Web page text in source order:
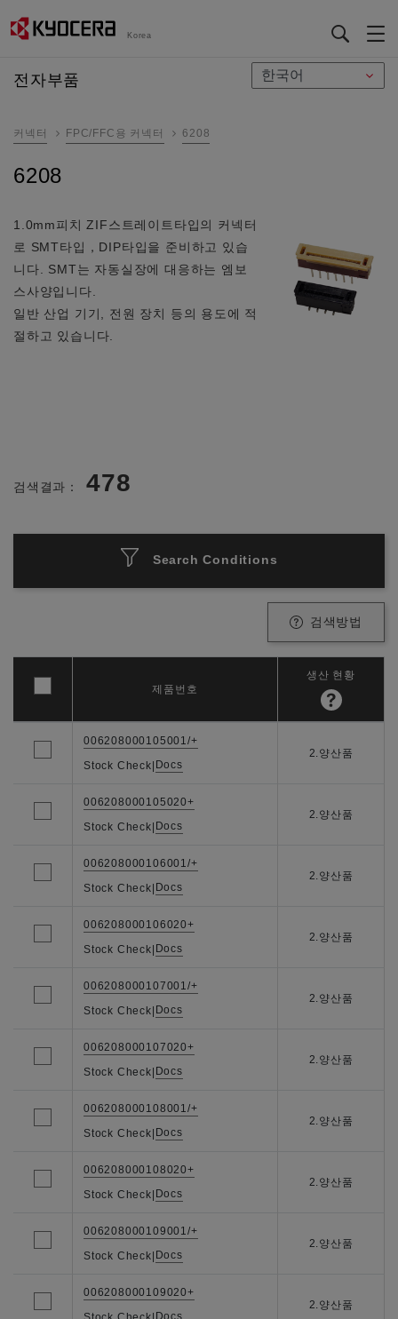
Korea
전자부품
커넥터 FPC/FFC용 커넥터 6208
6208
1.0mm피치 ZIF스트레이트타입의 커넥터
로 SMT타입，DIP타입을 준비하고 있습
니다. SMT는 자동실장에 대응하는 엠보
스사양입니다.
일반 산업 기기, 전원 장치 등의 용도에 적
절하고 있습니다.
검색결과： 478
Search Conditions
검색방법
006208000105001/+
Stock Check| Docs
2.양산품
006208000105020+
Stock Check| Docs
2.양산품
006208000106001/+
Stock Check| Docs
2.양산품
006208000106020+
Stock Check| Docs
2.양산품
006208000107001/+
Stock Check| Docs
2.양산품
006208000107020+
Stock Check| Docs
2.양산품
006208000108001/+
Stock Check| Docs
2.양산품
006208000108020+
Stock Check| Docs
2.양산품
006208000109001/+
Stock Check| Docs
2.양산품
006208000109020+
Docs
2.양산품
제품번호
생산 현황